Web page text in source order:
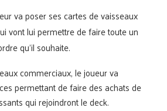
va poser ses cartes de vaisseaux
vont lui permettre de faire toute un
qu’il souhaite.
commerciaux, le joueur va
permettant de faire des achats de
qui rejoindront le deck.